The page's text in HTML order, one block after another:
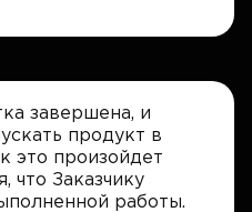
завершена, и
продукт в
это произойдет
что Заказчику
работы.